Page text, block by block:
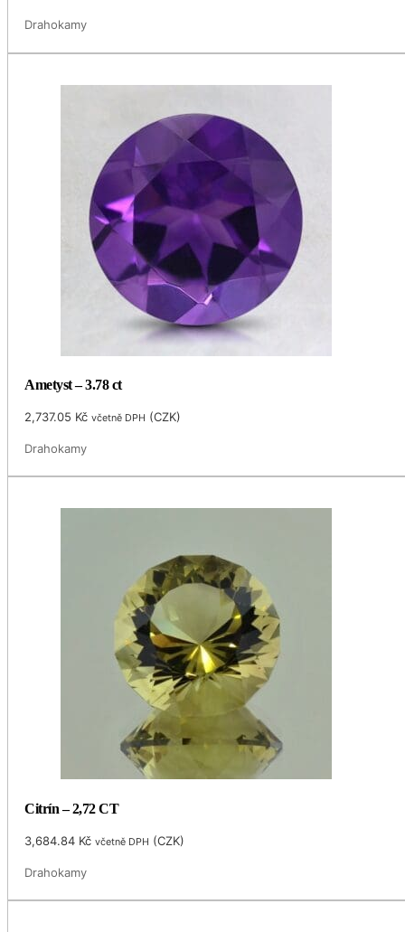
Drahokamy
Ametyst – 3.78 ct
2,737.05 Kč včetně DPH (CZK)
Drahokamy
Citrín – 2,72 CT
3,684.84 Kč včetně DPH (CZK)
Drahokamy